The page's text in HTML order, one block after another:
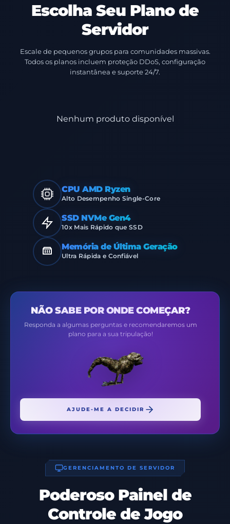
Escolha Seu Plano de
Servidor
Escale de pequenos grupos para comunidades massivas.
Todos os planos incluem proteção DDoS, configuração
instantânea e suporte 24/7.
Nenhum produto disponível
CPU AMD Ryzen
Alto Desempenho Single-Core
SSD NVMe Gen4
10x Mais Rápido que SSD
Memória de Última Geração
Ultra Rápida e Confiável
NÃO SABE POR ONDE COMEÇAR?
Responda a algumas perguntas e recomendaremos um
plano para a sua tripulação!
AJUDE-ME A DECIDIR
GERENCIAMENTO DE SERVIDOR
Poderoso Painel de
Controle de Jogo